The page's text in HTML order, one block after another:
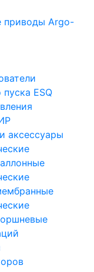
приводы Argo-
ESQ
аксессуары